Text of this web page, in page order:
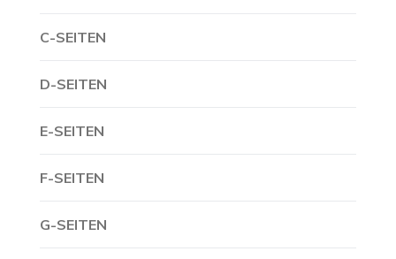
C-SEITEN
D-SEITEN
E-SEITEN
F-SEITEN
G-SEITEN